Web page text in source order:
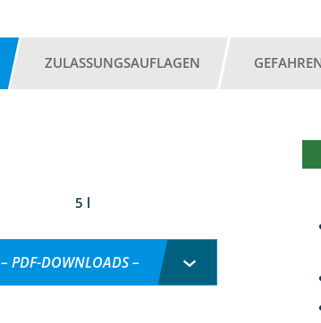
ZULASSUNGSAUFLAGEN
5 l
– PDF-DOWNLOADS –